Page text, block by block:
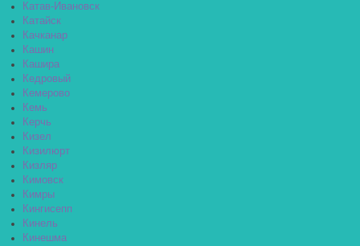
Катав-Ивановск
Катайск
Качканар
Кашин
Кашира
Кедровый
Кемерово
Кемь
Керчь
Кизел
Кизилюрт
Кизляр
Кимовск
Кимры
Кингисепп
Кинель
Кинешма